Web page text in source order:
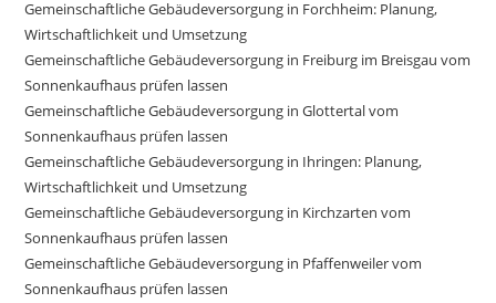
Gemeinschaftliche Gebäudeversorgung in Forchheim: Planung,
Wirtschaftlichkeit und Umsetzung
Gemeinschaftliche Gebäudeversorgung in Freiburg im Breisgau vom
Sonnenkaufhaus prüfen lassen
Gemeinschaftliche Gebäudeversorgung in Glottertal vom
Sonnenkaufhaus prüfen lassen
Gemeinschaftliche Gebäudeversorgung in Ihringen: Planung,
Wirtschaftlichkeit und Umsetzung
Gemeinschaftliche Gebäudeversorgung in Kirchzarten vom
Sonnenkaufhaus prüfen lassen
Gemeinschaftliche Gebäudeversorgung in Pfaffenweiler vom
Sonnenkaufhaus prüfen lassen